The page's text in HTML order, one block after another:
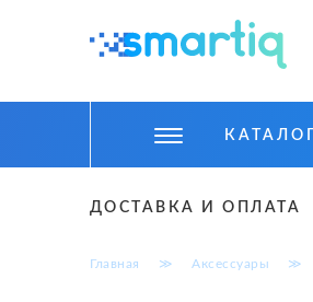
КАТАЛОГ
ДОСТАВКА И ОПЛАТА
Главная ≫ Аксессуары ≫